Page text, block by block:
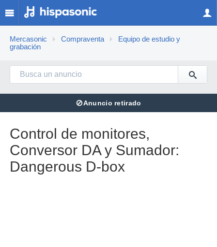
Mercasonic Compraventa
Equipo de estudio y
grabación
⊘Anuncio retirado
Control de monitores,
Conversor DA y Sumador:
Dangerous D-box